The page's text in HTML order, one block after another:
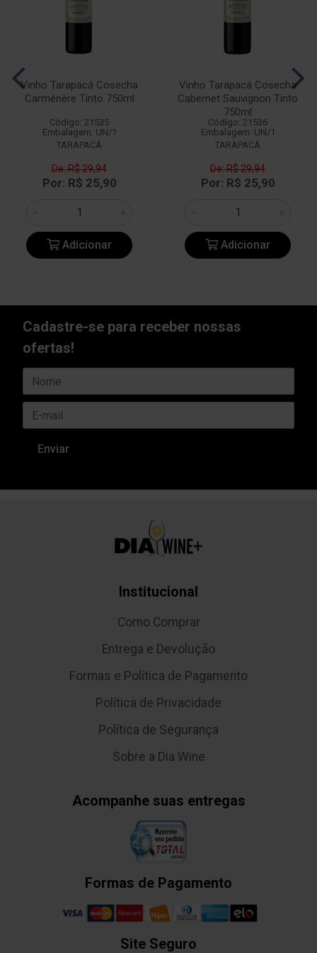
Vinho Tarapacá Cosecha
Carménère Tinto 750ml
Código: 21535
Embalagem: UN/1
TARAPACÁ
De: R$ 29,94
Por: R$ 25,90
Adicionar
Vinho Tarapacá Cosecha
Cabernet Sauvignon Tinto
750ml
Código: 21536
Embalagem: UN/1
TARAPACÁ
De: R$ 29,94
Por: R$ 25,90
Adicionar
Cadastre-se para receber nossas
ofertas!
Institucional
Como Comprar
Entrega e Devolução
Formas e Política de Pagamento
Política de Privacidade
Política de Segurança
Sobre a Dia Wine
Acompanhe suas entregas
Formas de Pagamento
Site Seguro